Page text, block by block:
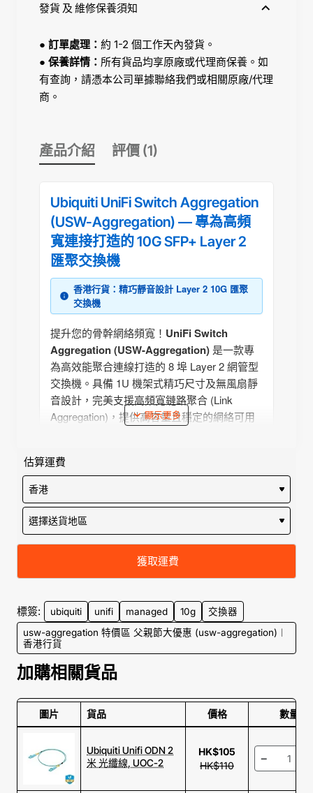
發貨 及 維修保養須知
● 訂單處理： 約 1-2 個工作天內發貨。
● 保養詳情： 所有貨品均享原廠或代理商保養。如
有查詢，請憑本公司單據聯絡我們或相關原廠/代理
商。
產品介紹 評價 (1)
Ubiquiti UniFi Switch Aggregation
(USW-Aggregation) — 專為高頻
寬連接打造的 10G SFP+ Layer 2
匯聚交換機
香港行貨：精巧靜音設計 Layer 2 10G 匯聚
交換機
提升您的骨幹網絡頻寬！ UniFi Switch
Aggregation (USW-Aggregation)是一款專
為高效能聚合連線打造的 8 埠 Layer 2 網管型
交換機。具備 1U 機架式精巧尺寸及無風扇靜
音設計，完美支援高頻寬鏈路聚合 (Link
Aggregation)，提供高容量且穩定的網絡可用
一機提供8 個 10G SFP+ 光纖連接埠，非常適
Switches)、伺服器或網絡存儲設備。憑藉極
低延遲與強大的 160 Gbps 總交換容量，
USW-Aggregation 是打造多樣化中大型網絡拓
撲最理想的高速聚合中心方案。
企業級應用場景 (PERFECT FOR
ENTERPRISE)
8 組 10G SFP+
配備 8 個 10 GbE
SFP+ 光纖埠，支援
Aggregation)，大幅增
加網絡吞吐量及連線
備援，告別網絡樽
全面支援各種 Layer 2
進階功能，透過強大
應用程式輕鬆設定
VLAN、Spanning
估算運費
獲取運費
標簽: ubiquiti unifi managed 10g
交換器
usw-aggregation 特價區 父親節大優惠 (usw-aggregation)︱
香港行貨
加購相關貨品
圖片 貨品 價格 數量
Ubiquiti Unifi ODN 2
米 光纖線, UOC-2
HK$105
HK$110
-